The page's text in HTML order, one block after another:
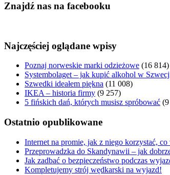
Znajdź nas na facebooku
Najczęściej oglądane wpisy
Poznaj norweskie marki odzieżowe (16 814)
Systembolaget – jak kupić alkohol w
Szwedki ideałem piękna (11 008)
IKEA – historia firmy (9 257)
5 fińskich dań, których musisz spróbować
Ostatnio opublikowane
Internet na promie, jak z niego korzystać,
Przeprowadzka do Skandynawii – jak
Jak zadbać o bezpieczeństwo podczas
Kompletujemy strój wędkarski na wyjazd!